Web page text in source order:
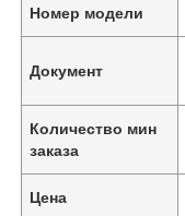
Номер модели
Документ
Количество мин
заказа
Цена